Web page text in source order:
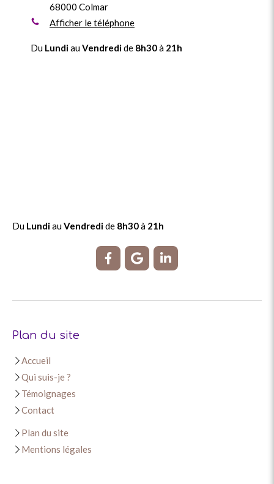
68000 Colmar
Afficher le téléphone
Du LundiauVendredide 8h30à 21h
Du LundiauVendredide 8h30à 21h
Plan du site
Accueil
Qui suis-je ?
Témoignages
Contact
Plan du site
Mentions légales